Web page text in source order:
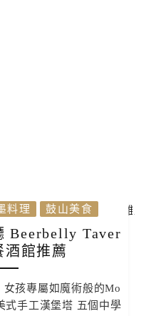
料理 鼓山美食
Beerbelly Taver
酒館推薦
孩專屬如魔術般的Mo
手工漢堡塔 五個中學